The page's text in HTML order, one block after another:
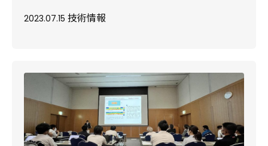
2023.07.15 技術情報